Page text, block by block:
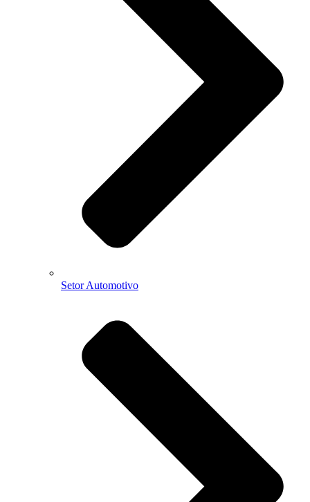
Setor Automotivo